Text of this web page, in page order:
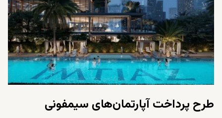
طرح پرداخت آپارتمان‌های سیمفونی